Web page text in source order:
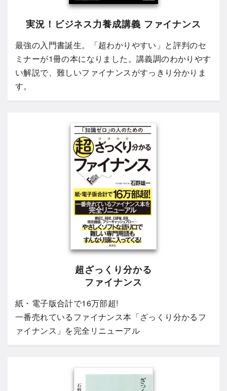
実況！ビジネス力養成講義 ファイナンス
最強の入門書誕生。「超わかりやすい」と評判のセ
ミナーが1冊の本になりました。講義調のわかりやす
い解説で、難しいファイナンスがすっきり分かりま
す。
超ざっくり分かる
ファイナンス
紙・電子版合計で16万部超!
一番売れているファイナンス本「ざっくり分かるフ
ァイナンス」を完全リニューアル